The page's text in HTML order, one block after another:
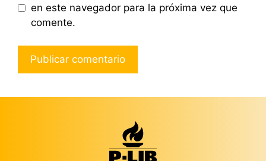
en este navegador para la próxima vez que
comente.